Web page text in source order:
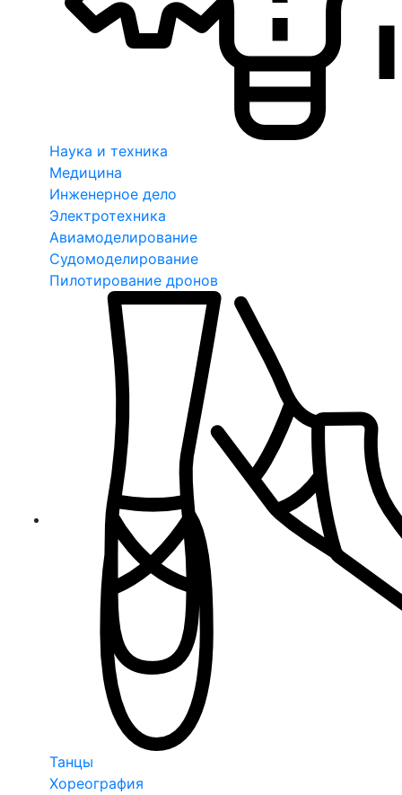
Наука и техника
Медицина
Инженерное дело
Электротехника
Авиамоделирование
Судомоделирование
Пилотирование дронов
Танцы
Хореография